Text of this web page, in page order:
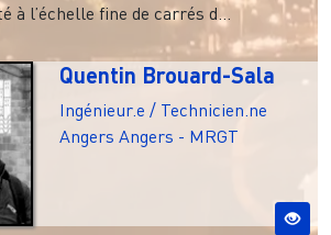
à l’échelle fine de carrés d...
Quentin Brouard-Sala
Ingénieur.e / Technicien.ne
Angers Angers - MRGT